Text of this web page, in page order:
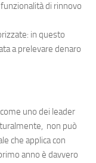
di rinnovo
in questo
a prelevare denaro
uno dei leader
non può
che applica con
anno è davvero